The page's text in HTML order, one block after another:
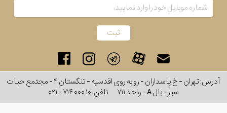
آدرس: تهران - خ پاسداران - رو به روی اقدسیه - تنگستان ۴ - مجتمع حیات
سبز - بال A - واحد ۷۱۱
تلفن:۰۲۱ - ۷۱۴ ۰۰۰ ۱۰